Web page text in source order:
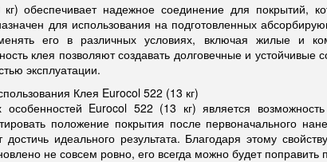
обеспечивает надежное соединение для покрытий,
для использования на подготовленных
его в различных условиях, включая жилые и
клея позволяют создавать долговечные и
эксплуатации.
Клея Eurocol 522 (13 кг)
Eurocol 522 (13 кг) является
положение покрытия после первоначального
достичь идеального результата. Благодаря этому
не совсем ровно, его всегда можно будет